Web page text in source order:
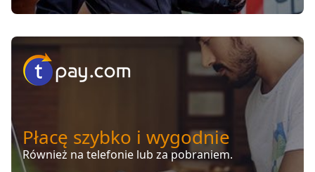
Płacę szybko i wygodnie
Również na telefonie lub za pobraniem.